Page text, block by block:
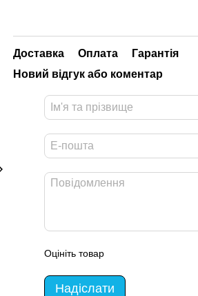
Доставка Оплата
Гарантія
Новий відгук або коментар
Оцініть товар
Надіслати